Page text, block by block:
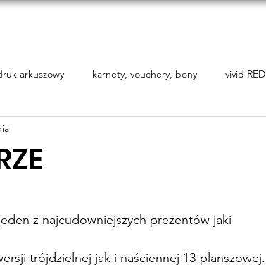
arkuszowy karnety, vouchery, bony vivid RED
z najcudowniejszych prezentów jaki
trójdzielnej jak i naściennej 13-planszowej.